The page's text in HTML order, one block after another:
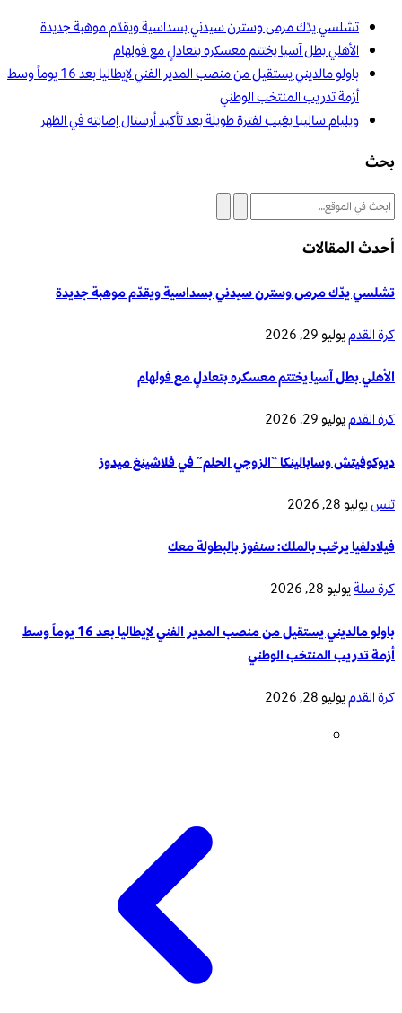
تشلسي يدّك مرمى وسترن سيدني بسداسية ويقدّم موهبة جديدة
الأهلي بطل آسيا يختتم معسكره بتعادلٍ مع فولهام
باولو مالديني يستقيل من منصب المدير الفني لإيطاليا بعد 16 يوماً وسط
أزمة تدريب المنتخب الوطني
ويليام ساليبا يغيب لفترة طويلة بعد تأكيد أرسنال إصابته في الظهر
بحث
أحدث المقالات
تشلسي يدّك مرمى وسترن سيدني بسداسية ويقدّم موهبة جديدة
كرة القدميوليو 29, 2026
الأهلي بطل آسيا يختتم معسكره بتعادلٍ مع فولهام
كرة القدميوليو 29, 2026
ديوكوفيتش وسابالينكا “الزوجي الحلم” في فلاشينغ ميدوز
تنسيوليو 28, 2026
فيلادلفيا يرحّب بالملك: سنفوز بالبطولة معك
كرة سلةيوليو 28, 2026
باولو مالديني يستقيل من منصب المدير الفني لإيطاليا بعد 16 يوماً وسط
أزمة تدريب المنتخب الوطني
كرة القدميوليو 28, 2026